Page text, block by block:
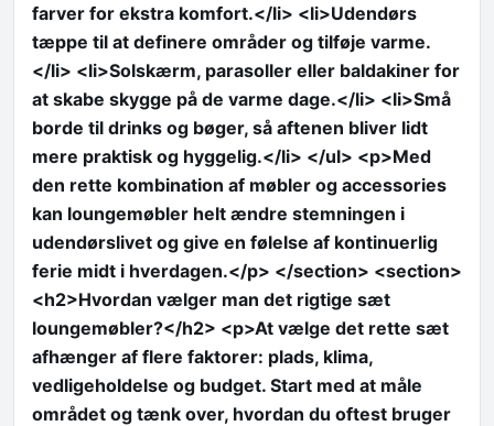
farver for ekstra komfort.</li> <li>Udendørs
tæppe til at definere områder og tilføje varme.
</li> <li>Solskærm, parasoller eller baldakiner for
at skabe skygge på de varme dage.</li> <li>Små
borde til drinks og bøger, så aftenen bliver lidt
mere praktisk og hyggelig.</li> </ul> <p>Med
den rette kombination af møbler og accessories
kan loungemøbler helt ændre stemningen i
udendørslivet og give en følelse af kontinuerlig
ferie midt i hverdagen.</p> </section> <section>
<h2>Hvordan vælger man det rigtige sæt
loungemøbler?</h2> <p>At vælge det rette sæt
afhænger af flere faktorer: plads, klima,
vedligeholdelse og budget. Start med at måle
området og tænk over, hvordan du oftest bruger